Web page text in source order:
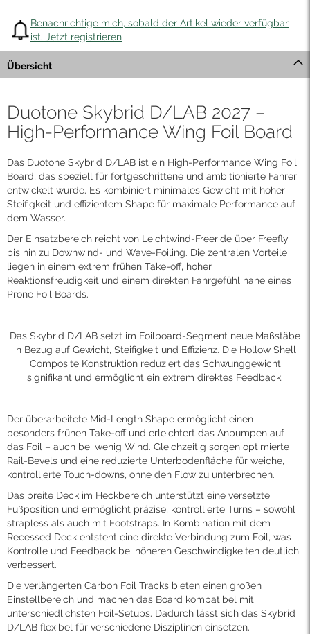
Benachrichtige mich, sobald der Artikel wieder verfügbar
ist. Jetzt registrieren
Übersicht
Duotone Skybrid D/LAB 2027 –
High-Performance Wing Foil Board
Das Duotone Skybrid D/LAB ist ein High-Performance Wing Foil
Board, das speziell für fortgeschrittene und ambitionierte Fahrer
entwickelt wurde. Es kombiniert minimales Gewicht mit hoher
Steifigkeit und effizientem Shape für maximale Performance auf
dem Wasser.
Der Einsatzbereich reicht von Leichtwind-Freeride über Freefly
bis hin zu Downwind- und Wave-Foiling. Die zentralen Vorteile
liegen in einem extrem frühen Take-off, hoher
Reaktionsfreudigkeit und einem direkten Fahrgefühl nahe eines
Prone Foil Boards.
Das Skybrid D/LAB setzt im Foilboard-Segment neue Maßstäbe
in Bezug auf Gewicht, Steifigkeit und Effizienz. Die Hollow Shell
Composite Konstruktion reduziert das Schwunggewicht
signifikant und ermöglicht ein extrem direktes Feedback.
Der überarbeitete Mid-Length Shape ermöglicht einen
besonders frühen Take-off und erleichtert das Anpumpen auf
das Foil – auch bei wenig Wind. Gleichzeitig sorgen optimierte
Rail-Bevels und eine reduzierte Unterbodenfläche für weiche,
kontrollierte Touch-downs, ohne den Flow zu unterbrechen.
Das breite Deck im Heckbereich unterstützt eine versetzte
Fußposition und ermöglicht präzise, kontrollierte Turns – sowohl
strapless als auch mit Footstraps. In Kombination mit dem
Recessed Deck entsteht eine direkte Verbindung zum Foil, was
Kontrolle und Feedback bei höheren Geschwindigkeiten deutlich
verbessert.
Die verlängerten Carbon Foil Tracks bieten einen großen
Einstellbereich und machen das Board kompatibel mit
unterschiedlichsten Foil-Setups. Dadurch lässt sich das Skybrid
D/LAB flexibel für verschiedene Disziplinen einsetzen.